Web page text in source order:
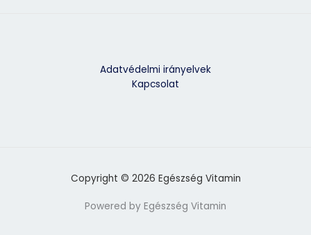
Adatvédelmi irányelvek
Kapcsolat
Copyright © 2026 Egészség Vitamin
Powered by Egészség Vitamin